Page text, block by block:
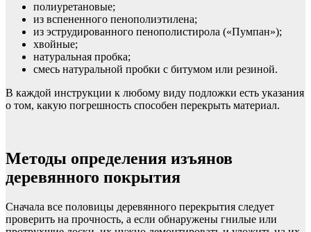
полиуретановые;
из вспененного пенополиэтилена;
из эструдированного пенополистирола («Пумпан»);
хвойные;
натуральная пробка;
смесь натуральной пробки с битумом или резиной.
В каждой инструкции к любому виду подложки есть указания
о том, какую погрешность способен перекрыть материал.
Методы определения изъянов
деревянного покрытия
Сначала все половицы деревянного перекрытия следует
проверить на прочность, а если обнаружены гнилые или